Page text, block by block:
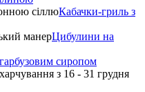
Кабачки-гриль з
Цибулини на
сиропом